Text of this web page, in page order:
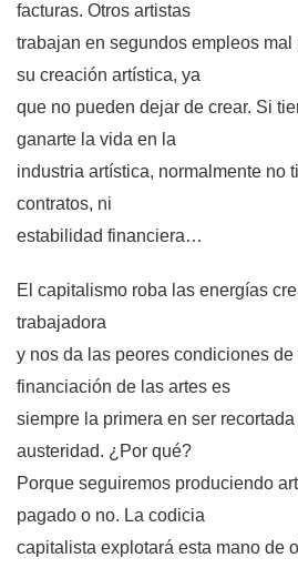
facturas. Otros artistas
trabajan en segundos empleos
su creación artística, ya
que no pueden dejar de crear. Si
ganarte la vida en la
industria artística, normalmente no
contratos, ni
estabilidad financiera…
El capitalismo roba las energías
trabajadora
y nos da las peores condiciones de
financiación de las artes es
siempre la primera en ser
austeridad. ¿Por qué?
Porque seguiremos produciendo
pagado o no. La codicia
capitalista explotará esta mano de